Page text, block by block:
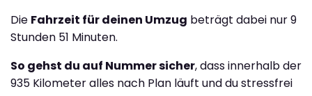
Die Fahrzeit für deinen Umzug beträgt dabei nur 9
Stunden 51 Minuten.
So gehst du auf Nummer sicher, dass innerhalb der
935 Kilometer alles nach Plan läuft und du stressfrei